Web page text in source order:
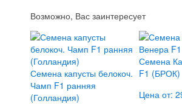
Возможно, Вас заинтересует
Семена капусты белокоч.
Чамп F1 ранняя
(Голландия)
Семена
F1 (БРОК)
Цена от: